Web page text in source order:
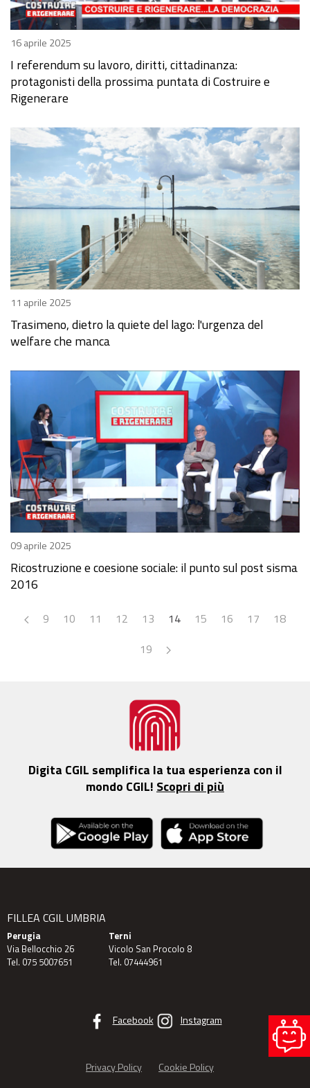
16 aprile 2025
I referendum su lavoro, diritti, cittadinanza:
protagonisti della prossima puntata di Costruire e
Rigenerare
11 aprile 2025
Trasimeno, dietro la quiete del lago: l'urgenza del
welfare che manca
09 aprile 2025
Ricostruzione e coesione sociale: il punto sul post sisma
2016
9 10 11 12 13 14 15 16 17
18
19
Digita CGIL semplifica la tua esperienza con il
mondo CGIL! Scopri di più
FILLEA CGIL UMBRIA
Perugia
Via Bellocchio 26
Tel. 075 5007651
Terni
Vicolo San Procolo 8
Tel. 07444961
Facebook Instagram
Privacy Policy Cookie Policy